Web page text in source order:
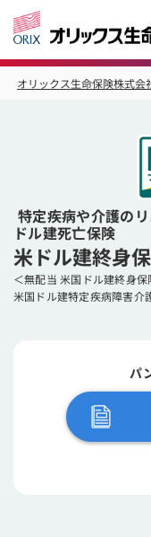
オリックス生命保険株式会
特定疾病や介護の
ドル建死亡保険
米ドル建終身
＜無配当 米国ドル建終身
米国ドル建特定疾病障害介
パ